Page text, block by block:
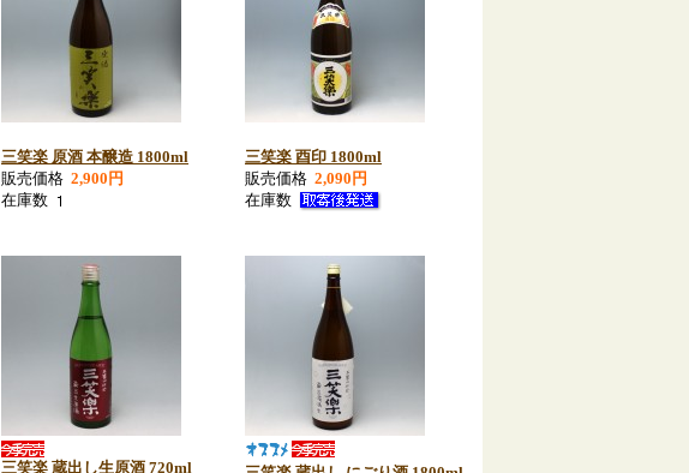
三笑楽 原酒 本醸造 1800ml
販売価格 2,900円
在庫数
三笑楽 酉印 1800ml
販売価格 2,090円
在庫数
三笑楽 蔵出し生原酒 720ml